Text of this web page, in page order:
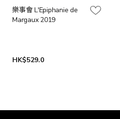
樂事會 L'Epiphanie de
Margaux 2019
HK$529.0